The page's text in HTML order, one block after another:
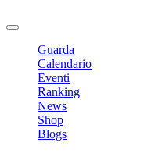
Guarda
Calendario
Eventi
Ranking
News
Shop
Blogs